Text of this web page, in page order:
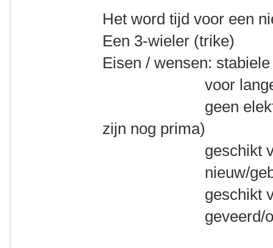
Het word tijd voor een
Een 3-wieler (trike)
Eisen / wensen:
voor lange
geen elektrische
zijn nog prima)
geschikt voor
nieuw/gebruikt
geschikt voor
geveerd/